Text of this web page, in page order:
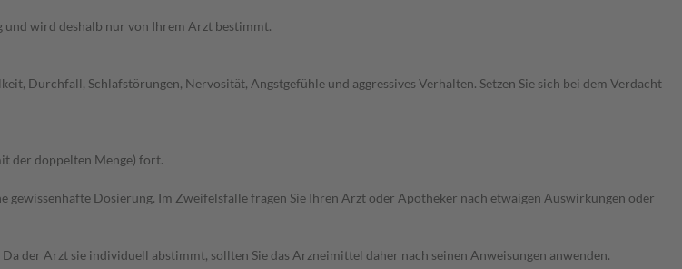
wird deshalb nur von Ihrem Arzt bestimmt.
Durchfall, Schlafstörungen, Nervosität, Angstgefühle und aggressives Verhalten. Setzen Sie sich bei dem Verdacht
der doppelten Menge) fort.
Dosierung. Im Zweifelsfalle fragen Sie Ihren Arzt oder Apotheker nach etwaigen Auswirkungen oder
der Arzt sie individuell abstimmt, sollten Sie das Arzneimittel daher nach seinen Anweisungen anwenden.